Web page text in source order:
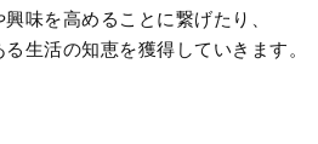
味を高めることに繋げたり、
生活の知恵を獲得していきます。